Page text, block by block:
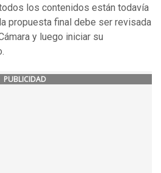
los contenidos están todavía
propuesta final debe ser revisada
y luego iniciar su
PUBLICIDAD